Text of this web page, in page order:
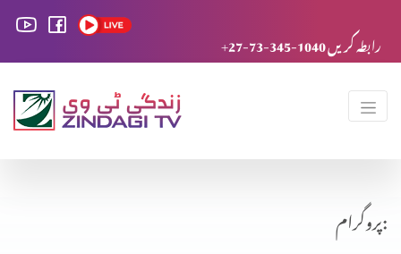
+27-73-345-1040 رابطہ کریں
پروگرام: